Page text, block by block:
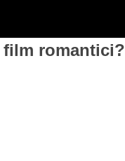
film romantici?